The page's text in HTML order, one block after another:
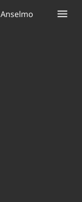
Anselmo